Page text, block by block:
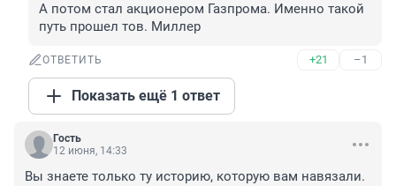
А потом стал акционером Газпрома. Именно такой
путь прошел тов. Миллер
ОТВЕТИТЬ +21 –1
Показать ещё 1 ответ
Гость
12 июня, 14:33
Вы знаете только ту историю, которую вам навязали.